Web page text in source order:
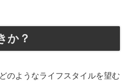
か？
のようなライフスタイルを望む